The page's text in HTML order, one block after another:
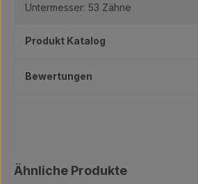
Untermesser: 53 Zähne
Produkt Katalog
Bewertungen
Produktgalerie überspringen
Ähnliche Produkte